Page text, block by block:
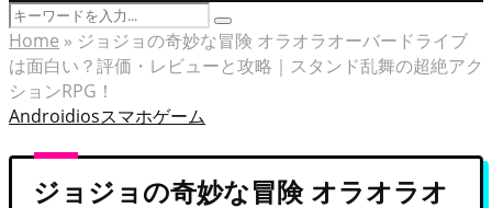
Search
for:
Search
Home » ジョジョの奇妙な冒険 オラオラオーバードライブ
は面白い？評価・レビューと攻略｜スタンド乱舞の超絶アク
ションRPG！
Androidiosスマホゲーム
ジョジョの奇妙な冒険 オラオラオ